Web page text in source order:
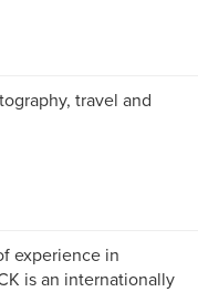
travel and
experience in
is an internationally